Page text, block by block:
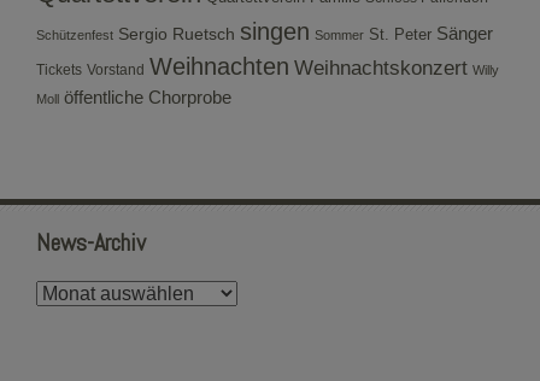
Schützenfest Sergio Ruetsch singen Sommer St. Peter Sänger
Tickets Vorstand Weihnachten Weihnachtskonzert Willy
Moll öffentliche Chorprobe
News-Archiv
News-